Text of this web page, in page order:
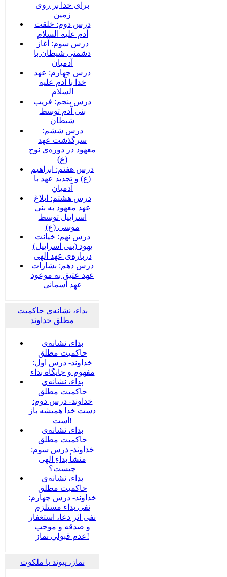
برای خدا بر روی
زمین
درس دوم: خلقت
آدم علیه السلام
درس سوم: آغاز
دشمنی شیطان با
آدمیان
درس چهارم: عهد
خدا با آدم علیه
السلام
درس پنجم: فریب
بنی آدم توسط
شیطان
درس ششم:
سرگذشت عهد
معهود در دوره‌‌ی نوح
(ع)
درس هفتم: ابراهیم
(ع) و تجدید عهد با
آدمیان
درس هشتم: ابلاغ
عهد معهود به بنی
اسراییل توسط
موسی (ع)
درس نهم: خیانت
یهود (بنی اسراییل)
درباره‌ی عهد الهی
درس دهم: بشارات
عهد عتیق به موعود
عهد آسمانی
بداء، نشانه‌ی حاکمیت
مطلق خداوند
بداء، نشانه‌ی
حاکمیت مطلق
خداوند- درس اول:
مفهوم و جایگاه بداء
بداء، نشانه‌ی
حاکمیت مطلق
خداوند- درس دوم:
دست خدا همیشه باز
است!
بداء، نشانه‌ی
حاکمیت مطلق
خداوند- درس سوم:
منشأ بداءِ الهی
چیست؟
بداء، نشانه‌ی
حاکمیت مطلق
خداوند- درس چهارم:
نفی بداء مستلزم
نفی اثر دعا، استغفار
و صدقه و موجب
عدم قبولیِ نماز!
نماز، پیوند با ملکوت